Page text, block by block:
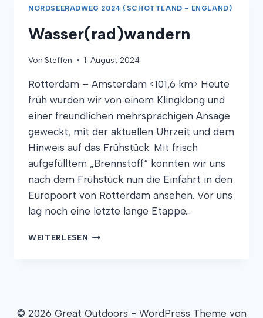
NORDSEERADWEG 2024 (SCHOTTLAND - ENGLAND)
Wasser(rad)wandern
Von Steffen 1. August 2024
Rotterdam – Amsterdam <101,6 km> Heute
früh wurden wir von einem Klingklong und
einer freundlichen mehrsprachigen Ansage
geweckt, mit der aktuellen Uhrzeit und dem
Hinweis auf das Frühstück. Mit frisch
aufgefülltem „Brennstoff“ konnten wir uns
nach dem Frühstück nun die Einfahrt in den
Europoort von Rotterdam ansehen. Vor uns
lag noch eine letzte lange Etappe…
WEITERLESEN WASSER(RAD)WANDERN
© 2026 Great Outdoors - WordPress Theme von